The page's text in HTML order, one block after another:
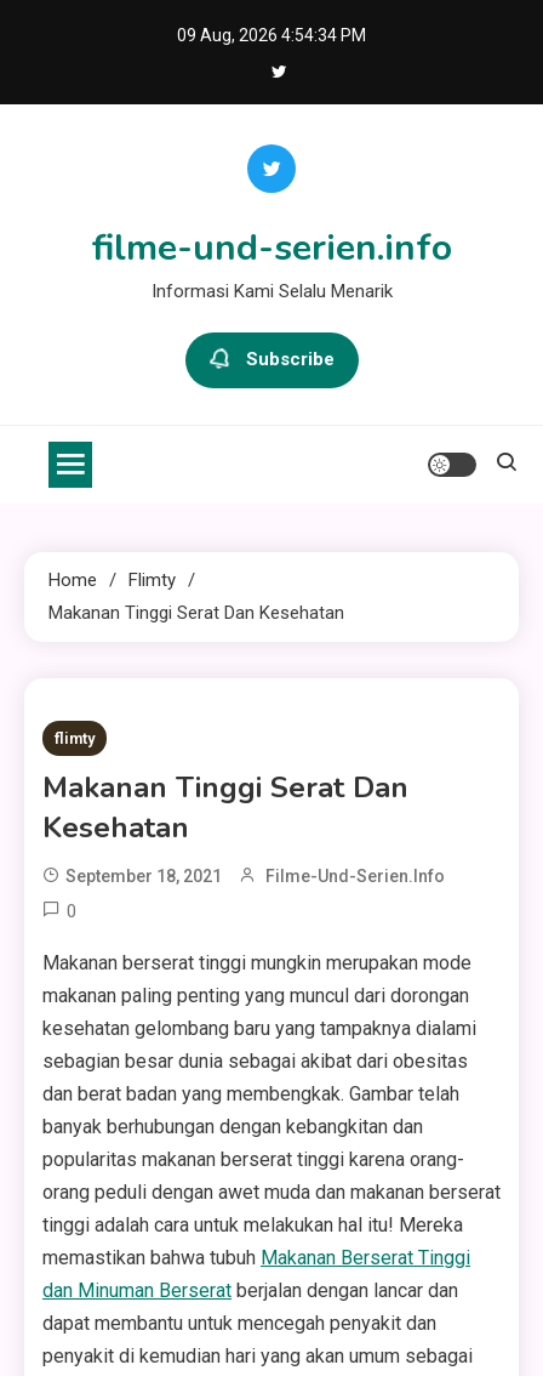
09 Aug, 2026 4:54:35 PM
filme-und-serien.info
Informasi Kami Selalu Menarik
Subscribe
Home
Flimty
Makanan Tinggi Serat Dan Kesehatan
2 MINS READ
flimty
Makanan Tinggi Serat Dan
Kesehatan
September 18, 2021 Filme-Und-Serien.info
0
Makanan berserat tinggi mungkin merupakan mode
makanan paling penting yang muncul dari dorongan
kesehatan gelombang baru yang tampaknya dialami
sebagian besar dunia sebagai akibat dari obesitas
dan berat badan yang membengkak. Gambar telah
banyak berhubungan dengan kebangkitan dan
popularitas makanan berserat tinggi karena orang-
orang peduli dengan awet muda dan makanan berserat
tinggi adalah cara untuk melakukan hal itu! Mereka
memastikan bahwa tubuh Makanan Berserat Tinggi
dan Minuman Berserat berjalan dengan lancar dan
dapat membantu untuk mencegah penyakit dan
penyakit di kemudian hari yang akan umum sebagai